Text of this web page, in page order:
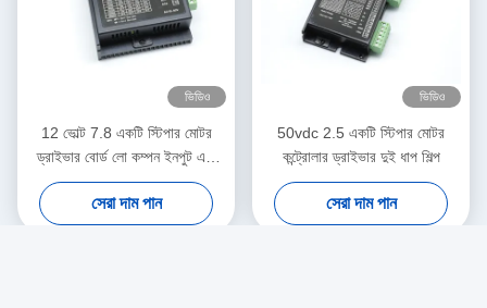
ভিডিও
12 ভোল্ট 7.8 একটি স্টিপার মোটর
ড্রাইভার বোর্ড লো কম্পন ইনপুট এসি
18 থেকে 80 ভি
সেরা দাম পান
ভিডিও
50vdc 2.5 একটি স্টিপার মোটর
কন্ট্রোলার ড্রাইভার দুই ধাপ শিল্প
সেরা দাম পান